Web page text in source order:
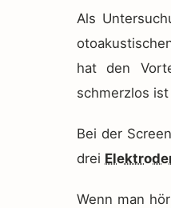
Als
hat den
schmerzlos ist
Bei der
drei
Wenn man